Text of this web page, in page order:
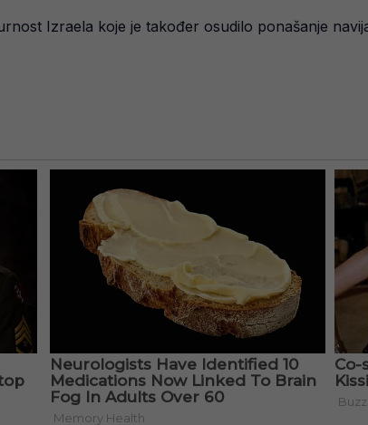
Izraela koje je također osudilo ponašanje